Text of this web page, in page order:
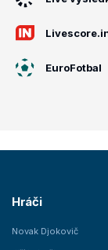
EuroFotbal
Hráči
Novak Djokovič